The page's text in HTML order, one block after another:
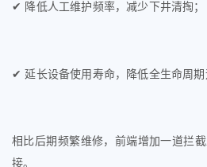
✔ 降低人工维护频率，减少下井清掏；
✔ 延长设备使用寿命，降低全生命周期
相比后期频繁维修，前端增加一道拦
接。